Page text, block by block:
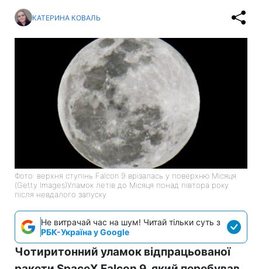
КАТЕРИНА КОВАЛЬ
Фото: верхня ступінь Falcon 9 врізалась у поверхню Місяця
(Getty Images)Уламок летів до Місяця понад півтора року
після невдалого запуску
Не витрачай час на шум! Читай тільки суть з
РБК-Україна у Google
Чотиритонний уламок відпрацьованої